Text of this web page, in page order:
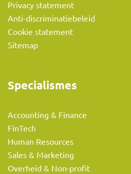
Privacy statement
Anti-discriminatiebeleid
Cookie statement
Sitemap
Specialismes
Accounting & Finance
FinTech
Human Resources
Sales & Marketing
Overheid & Non-profit